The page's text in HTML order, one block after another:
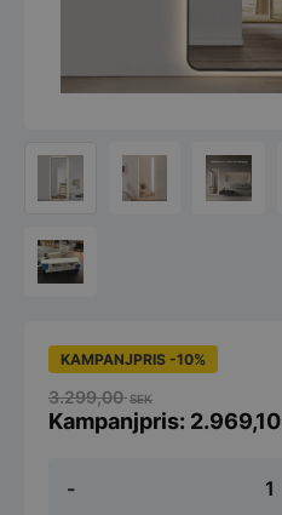
-
LED-
KAMPANJPRIS -10%
3.299,00SEK
2.969,10